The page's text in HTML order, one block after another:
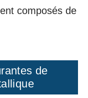
composés de
de